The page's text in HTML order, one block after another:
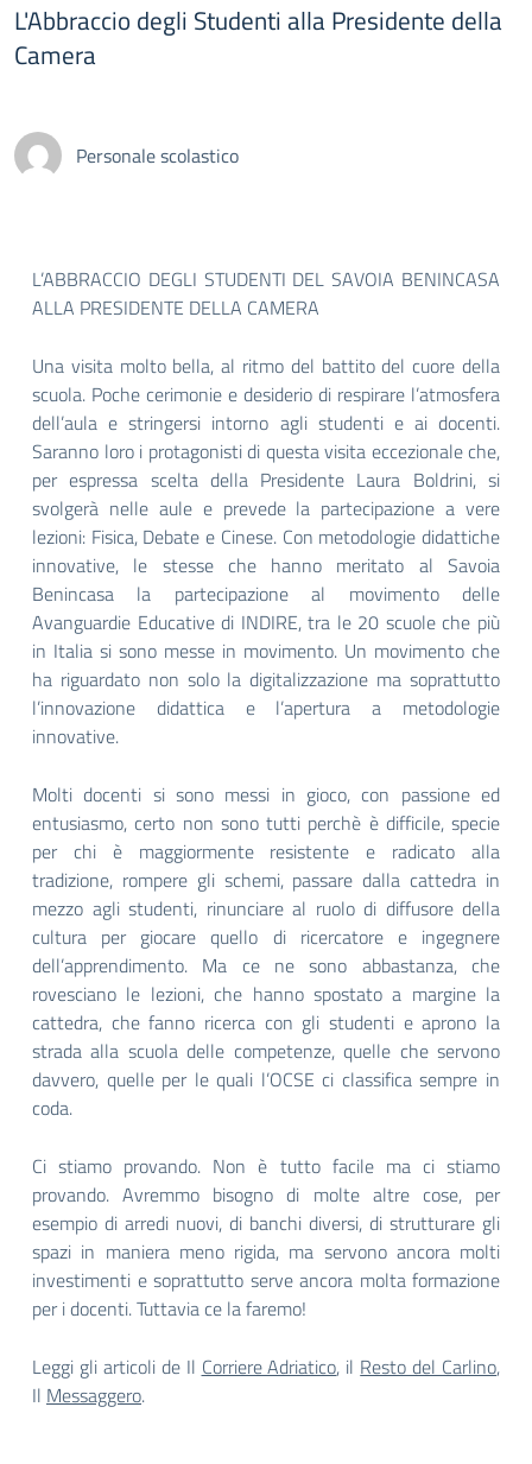
L'Abbraccio degli Studenti alla Presidente della
Camera
Personale scolastico
L’ABBRACCIO DEGLI STUDENTI DEL SAVOIA BENINCASA
ALLA PRESIDENTE DELLA CAMERA
Una visita molto bella, al ritmo del battito del cuore della
scuola. Poche cerimonie e desiderio di respirare l’atmosfera
dell’aula e stringersi intorno agli studenti e ai docenti.
Saranno loro i protagonisti di questa visita eccezionale che,
per espressa scelta della Presidente Laura Boldrini, si
svolgerà nelle aule e prevede la partecipazione a vere
lezioni: Fisica, Debate e Cinese. Con metodologie didattiche
innovative, le stesse che hanno meritato al Savoia
Benincasa la partecipazione al movimento delle
Avanguardie Educative di INDIRE, tra le 20 scuole che più
in Italia si sono messe in movimento. Un movimento che
ha riguardato non solo la digitalizzazione ma soprattutto
l’innovazione didattica e l’apertura a metodologie
innovative.
Molti docenti si sono messi in gioco, con passione ed
entusiasmo, certo non sono tutti perchè è difficile, specie
per chi è maggiormente resistente e radicato alla
tradizione, rompere gli schemi, passare dalla cattedra in
mezzo agli studenti, rinunciare al ruolo di diffusore della
cultura per giocare quello di ricercatore e ingegnere
dell’apprendimento. Ma ce ne sono abbastanza, che
rovesciano le lezioni, che hanno spostato a margine la
cattedra, che fanno ricerca con gli studenti e aprono la
strada alla scuola delle competenze, quelle che servono
davvero, quelle per le quali l’OCSE ci classifica sempre in
coda.
Ci stiamo provando. Non è tutto facile ma ci stiamo
provando. Avremmo bisogno di molte altre cose, per
esempio di arredi nuovi, di banchi diversi, di strutturare gli
spazi in maniera meno rigida, ma servono ancora molti
investimenti e soprattutto serve ancora molta formazione
per i docenti. Tuttavia ce la faremo!
Leggi gli articoli de Il Corriere Adriatico, il Resto del Carlino,
Il Messaggero.